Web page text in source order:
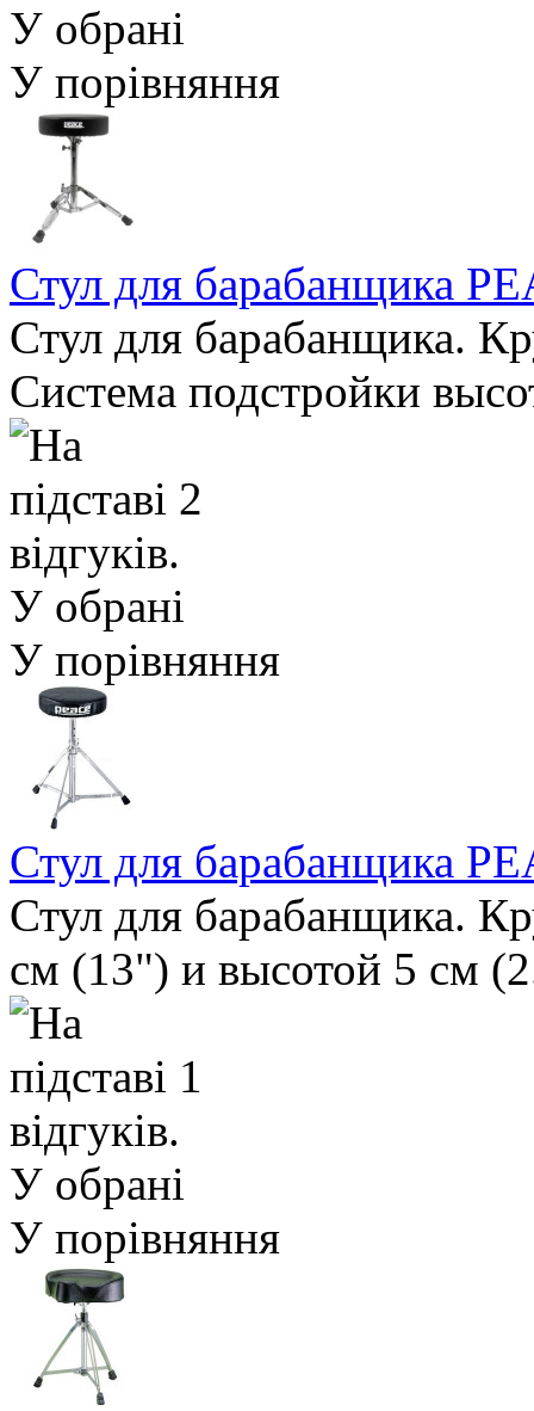
У обрані
У порівняння
Стул для барабанщика
Стул для барабанщика.
Система подстройки
У обрані
У порівняння
Стул для барабанщика
Стул для барабанщика.
см (13") и высотой 5 см
У обрані
У порівняння